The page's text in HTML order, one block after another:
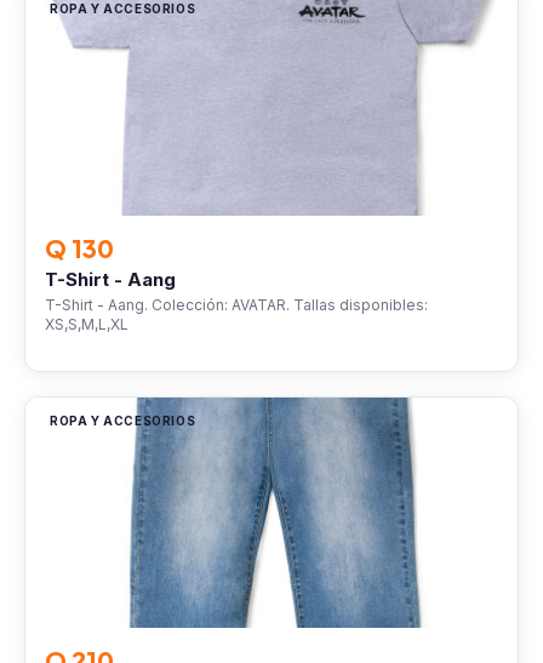
ROPA Y ACCESORIOS
Q 130
T-Shirt - Aang
T-Shirt - Aang. Colección: AVATAR. Tallas disponibles:
XS,S,M,L,XL
ROPA Y ACCESORIOS